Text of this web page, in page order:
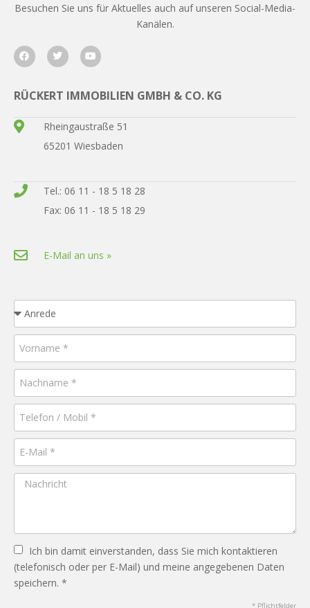
Besuchen Sie uns für Aktuelles auch auf unseren Social-Media-
Kanälen.
RÜCKERT IMMOBILIEN GMBH & CO. KG
Rheingaustraße 51
65201 Wiesbaden
Tel.: 06 11 - 18 5 18 28
Fax: 06 11 - 18 5 18 29
E-Mail an uns »
Ich bin damit einverstanden, dass Sie mich kontaktieren
(telefonisch oder per E-Mail) und meine angegebenen Daten
speichern. *
* Pflichtfelder